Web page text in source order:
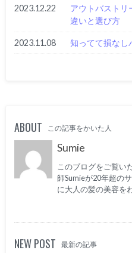
2023.12.22
アウトバストリ
違いと選び方
2023.11.08 知ってて損なし
ABOUT この記事をかいた人
Sumie
このブログをご覧い
師Sumieが20年超の
に大人の髪の美容を
NEW POST 最新の記事